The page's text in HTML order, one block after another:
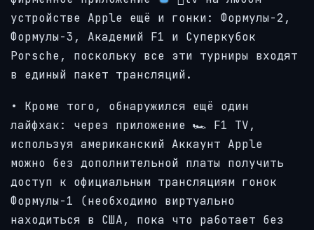
устройстве Apple ещё и гонки: Формулы-2,
Формулы-3, Академий F1 и Суперкубок
Porsche, поскольку все эти турниры входят
в единый пакет трансляций.
• Кроме того, обнаружился ещё один
лайфхак: через приложение 🏎 F1 TV,
используя американский Аккаунт Apple
можно без дополнительной платы получить
доступ к официальным трансляциям гонок
Формулы-1 (необходимо виртуально
находиться в США, пока что работает без